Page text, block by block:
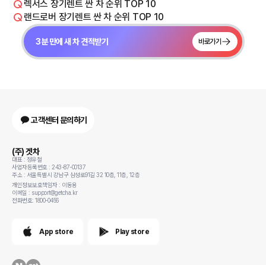
렉서스 장기렌트 싼 차 순위 TOP 10
랜드로버 장기렌트 싼 차 순위 TOP 10
3분 만에 새 차 견적받기 바로가기
고객센터 문의하기
(주) 겟차
대표 : 정유철
사업자등록번호 : 243-87-00137
주소 : 서울특별시 강남구 삼성로91길 32 10층, 11층, 12층
개인정보보호책임자 : 이동용
이메일 : support@getcha.kr
전화번호: 1800-0456
App store Play store